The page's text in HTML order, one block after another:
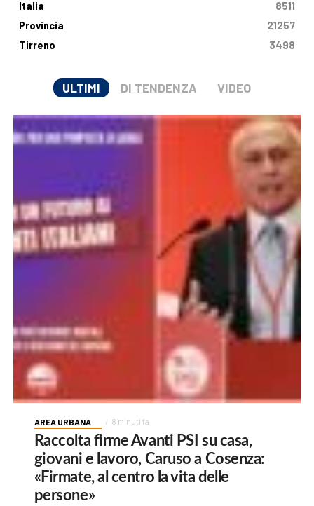
Italia
8511
Provincia
21257
Tirreno
3498
ULTIMI DI TENDENZA VIDEO
AREA URBANA 8 minuti fa
Raccolta firme Avanti PSI su casa,
giovani e lavoro, Caruso a Cosenza:
«Firmate, al centro la vita delle
persone»